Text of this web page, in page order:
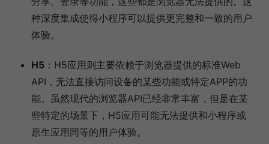
种深度集成使得小程序可以提供更完整和一致的用户
体验。
H5 ：H5应用则主要依赖于浏览器提供的标准Web
API，无法直接访问设备的某些功能或特定APP的功
能。虽然现代的浏览器API已经非常丰富，但是在某
些特定的场景下，H5应用可能无法提供和小程序或
原生应用同等的用户体验。